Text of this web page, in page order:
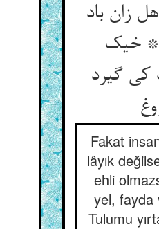
زان باد
خیک
کی گیرد
Fakat
lâyık
ehli
yel, fayda
Tulumu